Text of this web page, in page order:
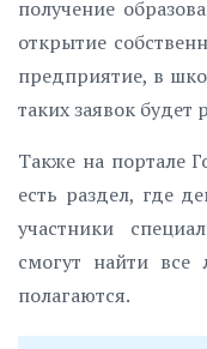
получение
открытие
предприятие, в
таких заявок
Также на портале
есть раздел, где
участники
смогут найти
полагаются.